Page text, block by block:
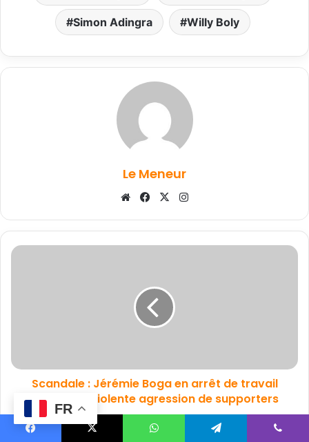
Simon Adingra Willy Boly
Le Meneur
WebsiteFacebook
X
Scandale : Jérémie Boga en arrêt de travail
après une violente agression de supporters
FR